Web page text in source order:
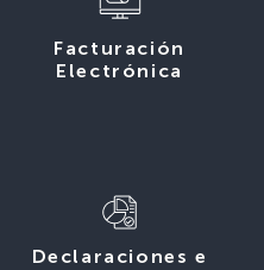
Facturación
Electrónica
Declaraciones e